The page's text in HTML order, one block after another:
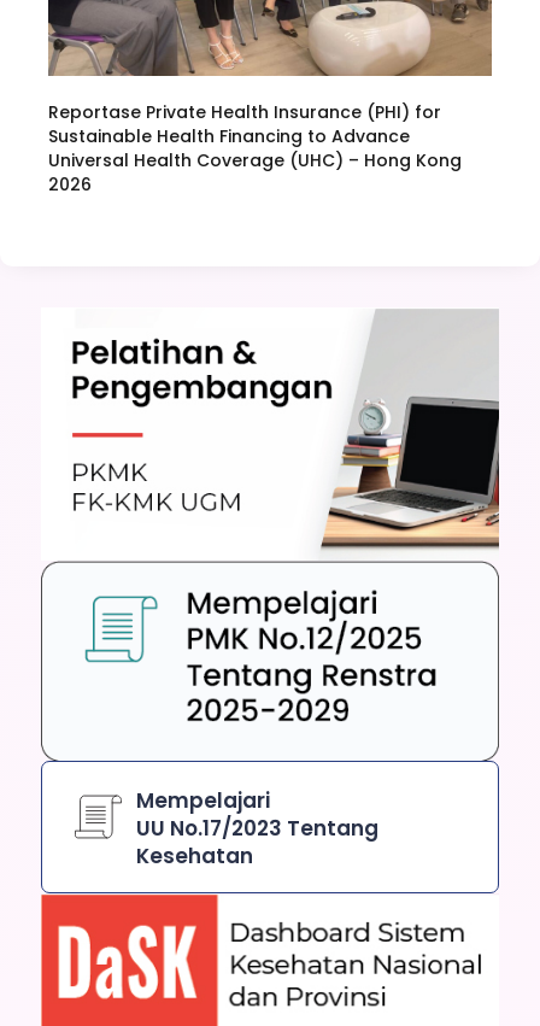
Reportase Private Health Insurance (PHI) for
Sustainable Health Financing to Advance
Universal Health Coverage (UHC) – Hong Kong
2026
Mempelajari
UU No.17/2023 Tentang
Kesehatan